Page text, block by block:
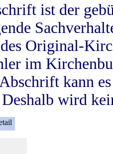
ist der
Original-
im
kann
wird